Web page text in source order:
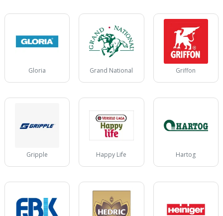
Gloria Grand National Griffon
Gripple Happy Life Hartog